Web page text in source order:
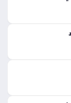
جديدة. يترقب